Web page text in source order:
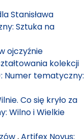
Stanisława
Sztuka na
ojczyźnie
kolekcji
Numer tematyczny:
Co się kryło za
Wilno i Wielkie